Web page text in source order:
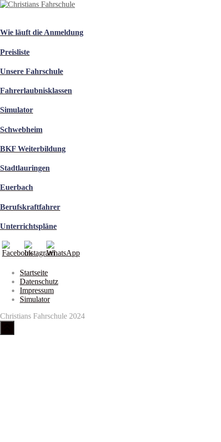
Wie läuft die Anmeldung
Preisliste
Unsere Fahrschule
Fahrerlaubnisklassen
Simulator
Schwebheim
BKF Weiterbildung
Stadtlauringen
Euerbach
Berufskraftfahrer
Unterrichtspläne
Startseite
Datenschutz
Impressum
Simulator
Christians Fahrschule 2024